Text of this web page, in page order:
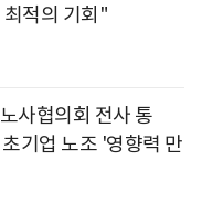
적의 기회"
사협의회 전사 통
기업 노조 '영향력 만